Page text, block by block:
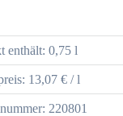
enthält: 0,75 l
13,07 €/l
220801